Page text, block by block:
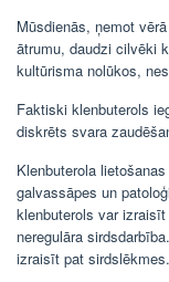
Mūsdienās, ņemot
ātrumu, daudzi cilvēki
kultūrisma nolūkos,
Faktiski klenbuterols
diskrēts svara
Klenbuterola
galvassāpes un
klenbuterols var
neregulāra
izraisīt pat sirdslēkmes.